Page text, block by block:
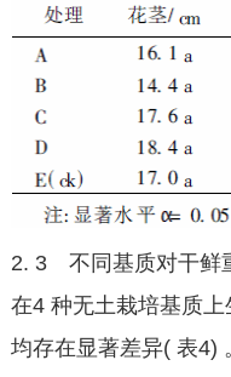
2. 3 不同基质对干鲜
在4 种无土栽培基质
均存在显著差异( 表4)